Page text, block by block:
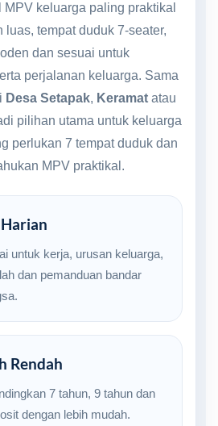
MPV keluarga paling praktikal
luas, tempat duduk 7-seater,
dan sesuai untuk
perjalanan keluarga. Sama
Desa Setapak, Keramat atau
pilihan utama untuk keluarga
perlukan 7 tempat duduk dan
MPV praktikal.
untuk kerja, urusan keluarga,
dan pemanduan bandar
Rendah
7 tahun, 9 tahun dan
dengan lebih mudah.